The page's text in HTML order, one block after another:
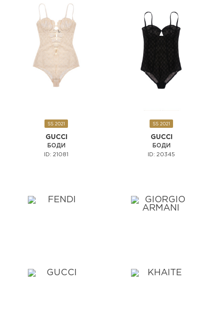
SS 2021
GUCCI
БОДИ
ID: 21081
SS 2021
GUCCI
БОДИ
ID: 20345